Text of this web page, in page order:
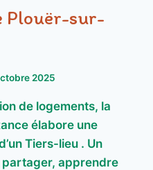
Plouër-sur-
2025
de logements, la
élabore une
Tiers-lieu . Un
partager, apprendre